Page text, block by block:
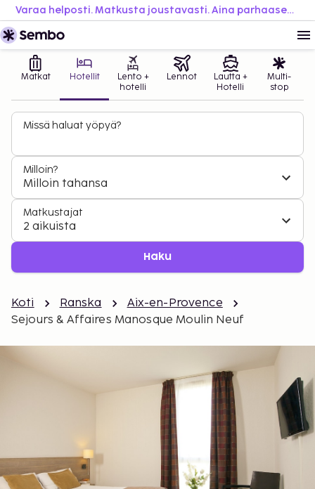
Varaa helposti. Matkusta joustavasti. Aina parhaaseen hintaan.
Matkat Hotellit
Lento +
hotelli
Lennot
Lautta +
Hotelli
Multi-
stop
Missä haluat yöpyä?
Milloin?
Milloin tahansa
Matkustajat
2 aikuista
Haku
Koti Ranska
Aix-en-Provence
Sejours & Affaires Manosque Moulin Neuf